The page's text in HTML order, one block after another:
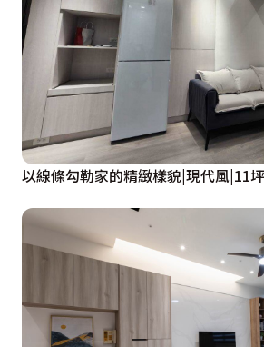
以線條勾勒家的精緻樣貌|現代風|11坪